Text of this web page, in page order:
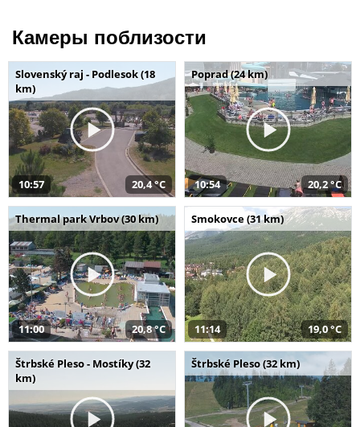
Камеры поблизости
Slovenský raj - Podlesok (18
km)
10:57 20,4 °C
Poprad (24 km)
10:54 20,2 °C
Thermal park Vrbov (30 km)
11:00 20,8 °C
Smokovce (31 km)
11:14 19,0 °C
Štrbské Pleso - Mostíky (32
km)
Štrbské Pleso (32 km)